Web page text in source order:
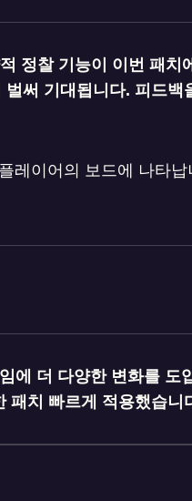
정찰 기능이 이번 패치
써 기대됩니다. 피드백
레이어의 보드에 나타납
에 더 다양한 변화를 도
패치 빠르게 적용했습니